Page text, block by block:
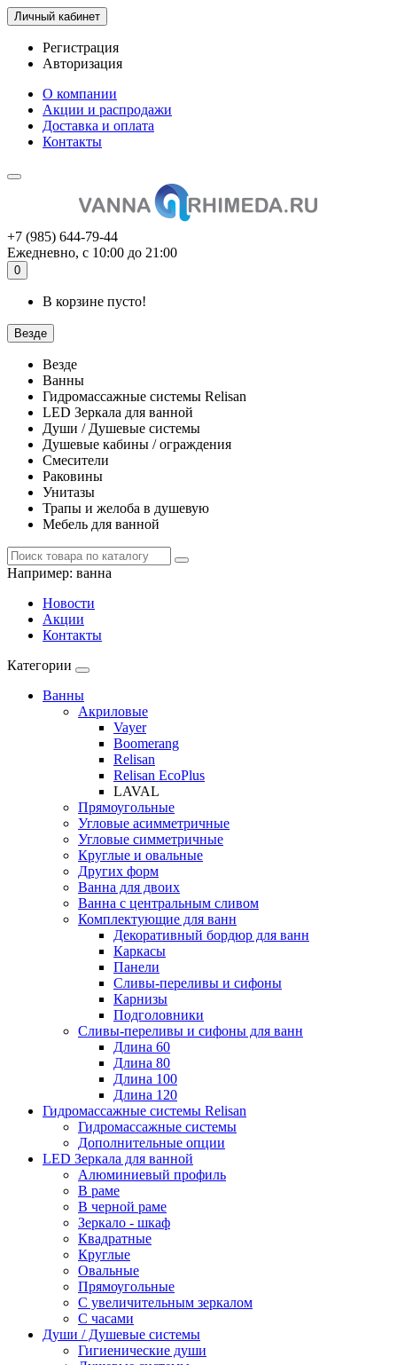
Личный кабинет
Регистрация
Авторизация
О компании
Акции и распродажи
Доставка и оплата
Контакты
+7 (985) 644-79-44
Ежедневно, с 10:00 до 21:00
0
В корзине пусто!
Везде
Везде
Ванны
Гидромассажные системы Relisan
LED Зеркала для ванной
Души / Душевые системы
Душевые кабины / ограждения
Смесители
Раковины
Унитазы
Трапы и желоба в душевую
Мебель для ванной
Например: ванна
Новости
Акции
Контакты
Категории
Ванны
Акриловые
Vayer
Boomerang
Relisan
Relisan EcoPlus
LAVAL
Прямоугольные
Угловые асимметричные
Угловые симметричные
Круглые и овальные
Других форм
Ванна для двоих
Ванна с центральным сливом
Комплектующие для ванн
Декоративный бордюр для ванн
Каркасы
Панели
Сливы-переливы и сифоны
Карнизы
Подголовники
Сливы-переливы и сифоны для ванн
Длина 60
Длина 80
Длина 100
Длина 120
Гидромассажные системы Relisan
Гидромассажные системы
Дополнительные опции
LED Зеркала для ванной
Алюминиевый профиль
В раме
В черной раме
Зеркало - шкаф
Квадратные
Круглые
Овальные
Прямоугольные
С увеличительным зеркалом
С часами
Души / Душевые системы
Гигиенические души